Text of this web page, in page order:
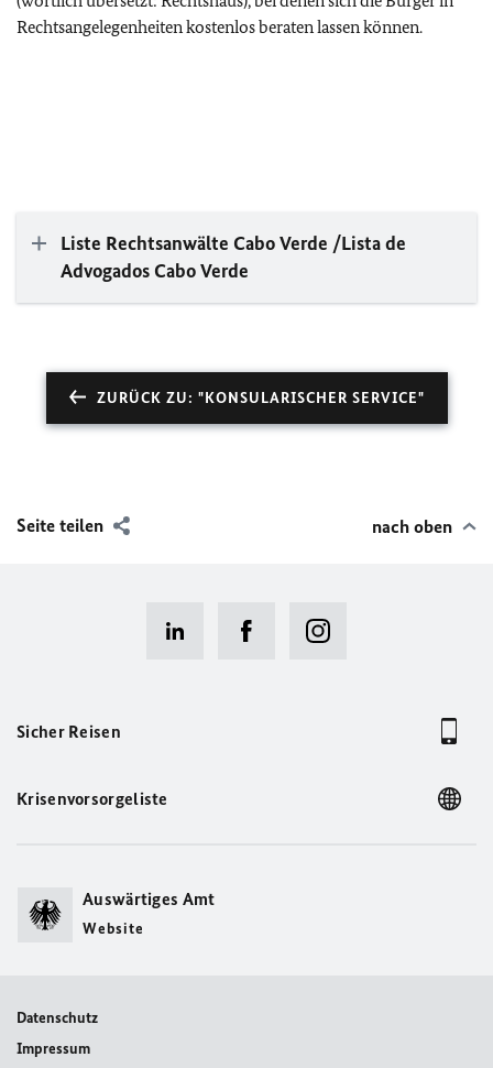
Rechtsangelegenheiten kostenlos beraten lassen können.
Liste Rechtsanwälte Cabo Verde /Lista de
Advogados Cabo Verde
ZURÜCK ZU: "KONSULARISCHER SERVICE"
Seite teilen nach oben
Sicher Reisen
Krisenvorsorgeliste
Auswärtiges Amt
Website
Datenschutz
Impressum